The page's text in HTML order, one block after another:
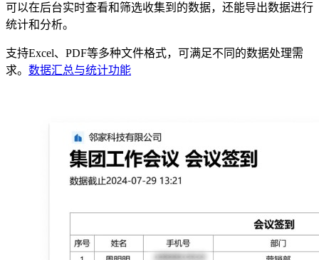
可以在后台实时查看和筛选收集到的数据，还能导出数据进行
统计和分析。
支持Excel、PDF等多种文件格式，可满足不同的数据处理需
求。 数据汇总与统计功能